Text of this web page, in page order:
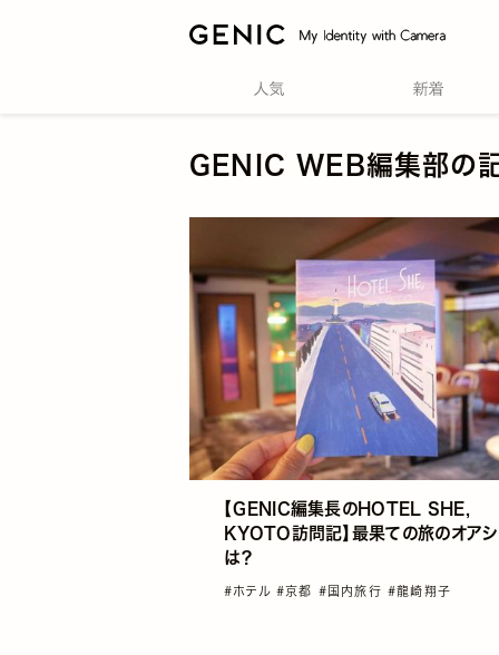
GENIC WEB編集部の
【GENIC編集長のHOTEL SHE,
KYOTO訪問記】最果ての旅のオア
は？
#ホテル #京都 #国内旅行 #龍崎翔子